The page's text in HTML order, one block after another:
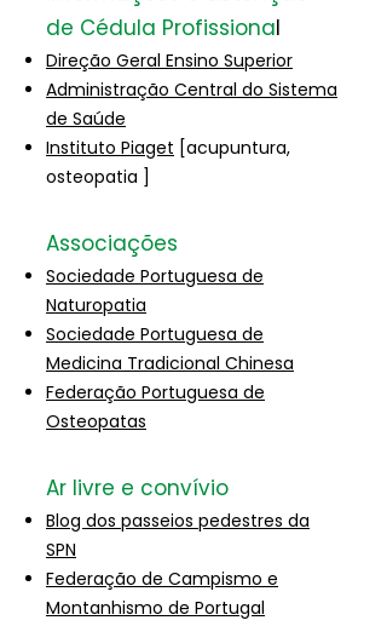
de Cédula Profissional
Direção Geral Ensino Superior
Administração Central do Sistema
de Saúde
Instituto Piaget [acupuntura,
osteopatia ]
Associações
Sociedade Portuguesa de
Naturopatia
Sociedade Portuguesa de
Medicina Tradicional Chinesa
Federação Portuguesa de
Osteopatas
Ar livre e convívio
Blog dos passeios pedestres da
SPN
Federação de Campismo e
Montanhismo de Portugal